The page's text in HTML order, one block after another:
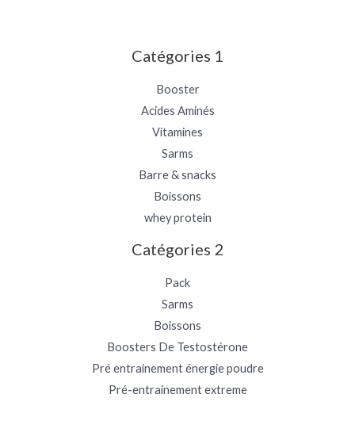
Catégories 1
Booster
Acides Aminés
Vitamines
Sarms
Barre & snacks
Boissons
whey protein
Catégories 2
Pack
Sarms
Boissons
Boosters De Testostérone
Pré entrainement énergie poudre
Pré-entrainement extreme